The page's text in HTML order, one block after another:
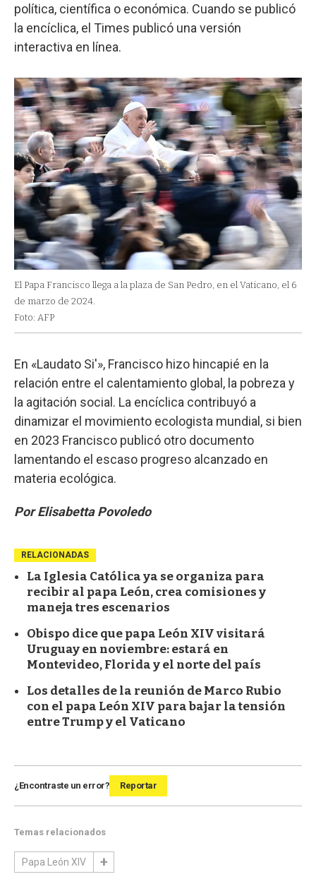
política, científica o económica. Cuando se publicó
la encíclica, el Times publicó una versión
interactiva en línea.
El Papa Francisco llega a la plaza de San Pedro, en el Vaticano, el 6
de marzo de 2024.
Foto: AFP
En «Laudato Si'», Francisco hizo hincapié en la
relación entre el calentamiento global, la pobreza y
la agitación social. La encíclica contribuyó a
dinamizar el movimiento ecologista mundial, si bien
en 2023 Francisco publicó otro documento
lamentando el escaso progreso alcanzado en
materia ecológica.
Por Elisabetta Povoledo
RELACIONADAS
La Iglesia Católica ya se organiza para
recibir al papa León, crea comisiones y
maneja tres escenarios
Obispo dice que papa León XIV visitará
Uruguay en noviembre: estará en
Montevideo, Florida y el norte del país
Los detalles de la reunión de Marco Rubio
con el papa León XIV para bajar la tensión
entre Trump y el Vaticano
¿Encontraste un error? Reportar
Temas relacionados
Papa León XIV